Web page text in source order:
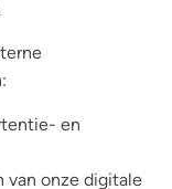
en
van onze digitale